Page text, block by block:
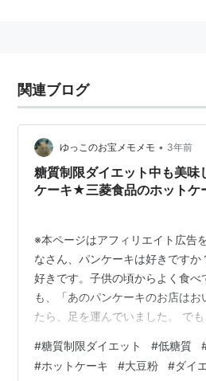
関連ブログ
ゆっこのお宝メモメモ • 3年前
糖質制限ダイエット中も美味
ケーキ★三菱食品のホットケ
※本ページはアフィリエイト広告
なさん、パンケーキは好きです
好きです。子供の頃からよく食べ
も、「あのパンケーキのお店は
たら、足を運んでいました。 で
遠くなってしまっていました。 で
ーキを食べたい！と思ったときに
#糖質制限ダイエット #低糖質
#ホットケーキ #大豆粉 #ダイ